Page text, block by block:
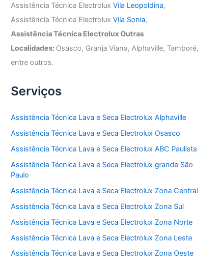
Assistência Técnica ElectroluxVila Leopoldina,
Assistência Técnica ElectroluxVila Sonia,
Assistência Técnica Electrolux Outras
Localidades: Osasco, Granja Viana, Alphaville, Tamboré,
entre outros.
Serviços
Assistência Técnica Lava e Seca Electrolux Alphaville
Assistência Técnica Lava e Seca Electrolux Osasco
Assistência Técnica Lava e Seca Electrolux ABC Paulista
Assistência Técnica Lava e Seca Electrolux grande São
Paulo
Assistência Técnica Lava e Seca Electrolux Zona Central
Assistência Técnica Lava e Seca Electrolux Zona Sul
Assistência Técnica Lava e Seca Electrolux Zona Norte
Assistência Técnica Lava e Seca Electrolux Zona Leste
Assistência Técnica Lava e Seca Electrolux Zona Oeste